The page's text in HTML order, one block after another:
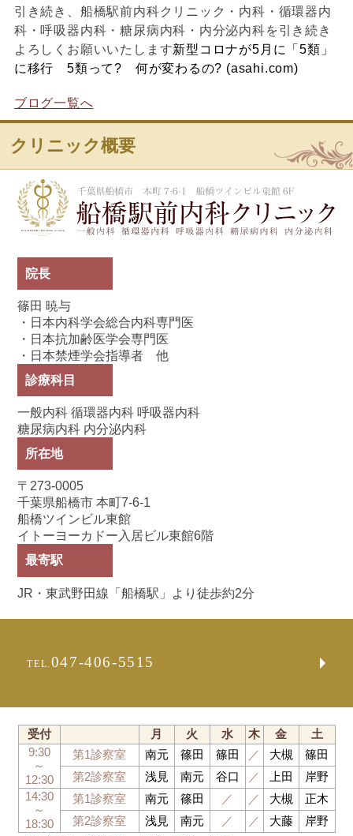
引き続き、船橋駅前内科クリニック・内科・循環器内
科・呼吸器内科・糖尿病内科・内分泌内科を引き続き
よろしくお願いいたします新型コロナが5月に「5類」
に移行 5類って? 何が変わるの? (asahi.com)
ブログ一覧へ
クリニック概要
院長
篠田 暁与
・日本内科学会総合内科専門医
・日本抗加齢医学会専門医
・日本禁煙学会指導者 他
診療科目
一般内科 循環器内科 呼吸器内科
糖尿病内科 内分泌内科
所在地
〒273-0005
千葉県船橋市 本町7-6-1
船橋ツインビル東館
イトーヨーカドー入居ビル東館6階
最寄駅
JR・東武野田線「船橋駅」より徒歩約2分
TEL. 047-406-5515
受付 月 火 水 木 金
土
9:30
～
12:30
第1診察室 南元 篠田 篠田 ／ 大槻
篠田
第2診察室
浅見 南元 谷口 ／ 上田
岸野
14:30
～
18:30
第1診察室 南元 篠田 ／ ／ 大槻
正木
第2診察室
浅見 南元 ／ ／ 大藤 岸野